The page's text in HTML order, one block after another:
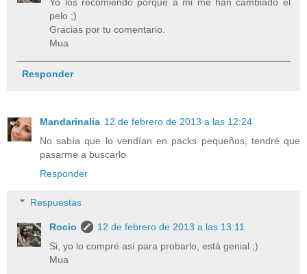
Yo los recomiendo porque a mi me han cambiado el
pelo ;)
Gracias por tu comentario.
Mua
Responder
Mandarinalia 12 de febrero de 2013 a las 12:24
No sabía que lo vendían en packs pequeños, tendré que
pasarme a buscarlo
Responder
Respuestas
Rocio
12 de febrero de 2013 a las 13:11
Si, yo lo compré así para probarlo, está genial ;)
Mua